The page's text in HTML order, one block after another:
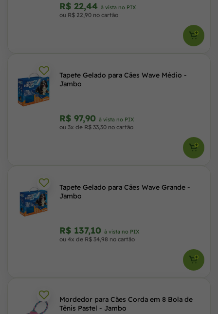
R$ 22,44 à vista no PIX
ou R$ 22,90 no cartão
Tapete Gelado para Cães Wave Médio -
Jambo
R$ 97,90 à vista no PIX
ou 3x de R$ 33,30 no cartão
Tapete Gelado para Cães Wave Grande -
Jambo
R$ 137,10 à vista no PIX
ou 4x de R$ 34,98 no cartão
Mordedor para Cães Corda em 8 Bola de
Tênis Pastel - Jambo